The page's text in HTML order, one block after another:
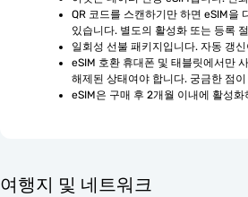
QR 코드를 스캔하기만 하면 eSIM을
있습니다. 별도의 활성화 또는 등록
일회성 선불 패키지입니다. 자동 갱
eSIM 호환 휴대폰 및 태블릿에서만
해제된 상태여야 합니다. 궁금한 점
eSIM은 구매 후 2개월 이내에 활성
여행지 및 네트워크